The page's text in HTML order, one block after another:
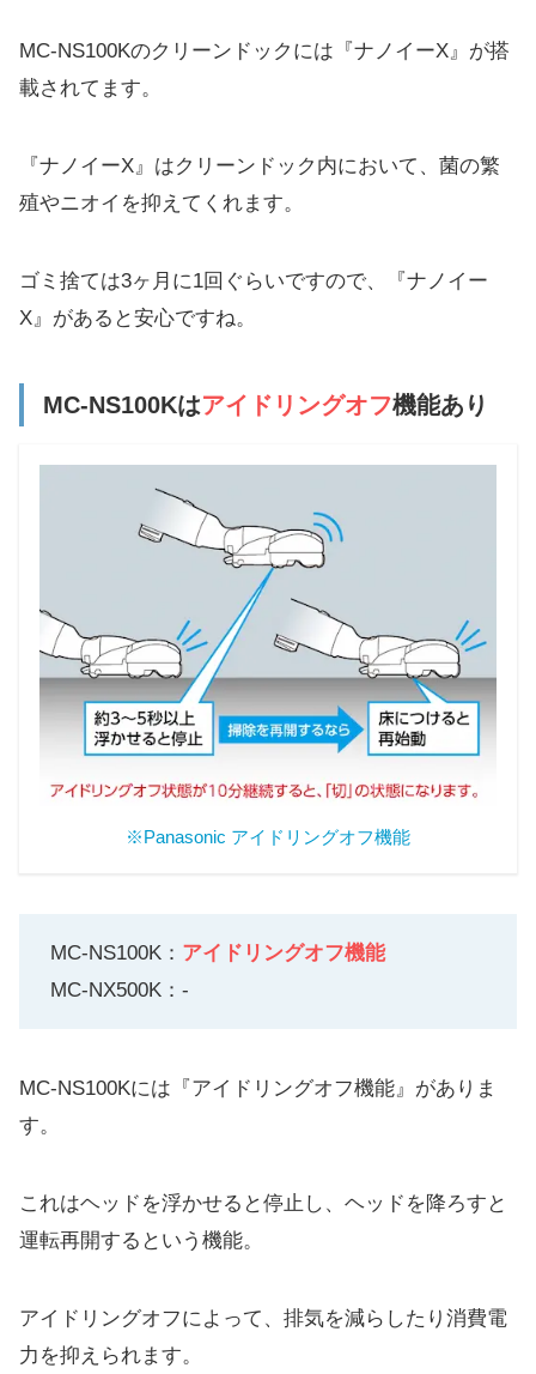
MC-NS100Kのクリーンドックには『ナノイーX』が搭
載されてます。
『ナノイーX』はクリーンドック内において、菌の繁
殖やニオイを抑えてくれます。
ゴミ捨ては3ヶ月に1回ぐらいですので、『ナノイー
X』があると安心ですね。
MC-NS100Kはアイドリングオフ機能あり
※Panasonic アイドリングオフ機能
MC-NS100K： アイドリングオフ機能
MC-NX500K：-
MC-NS100Kには『アイドリングオフ機能』がありま
す。
これはヘッドを浮かせると停止し、ヘッドを降ろすと
運転再開するという機能。
アイドリングオフによって、排気を減らしたり消費電
力を抑えられます。